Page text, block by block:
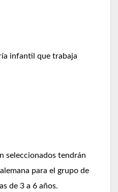
infantil que trabaja
seleccionados tendrán
para el grupo de
de 3 a 6 años.